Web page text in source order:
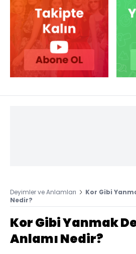
Deyimler ve Anlamları
Kor Gibi
Nedir?
Kor Gibi Yanmak
Anlamı Nedir?